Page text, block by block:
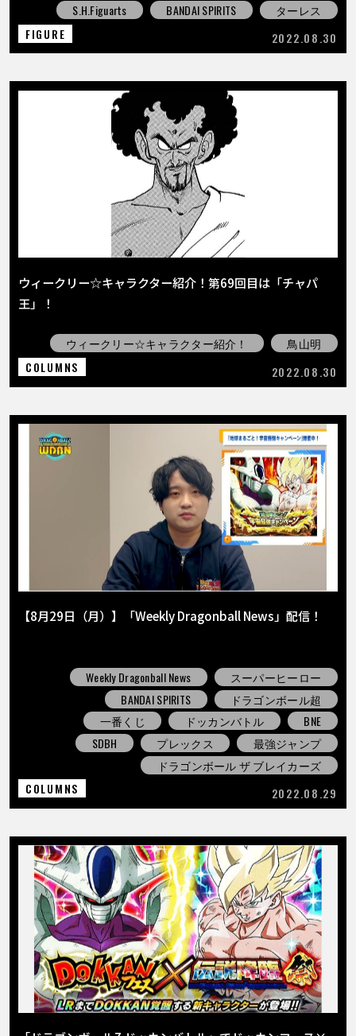
S.H.Figuarts BANDAI SPIRITS
ターレス
FIGURE
2022.08.30
ウィークリー☆キャラクター紹介！第69回目は「チャパ
王」！
ウィークリー☆キャラクター紹介！
鳥山明
COLUMNS
2022.08.30
【8月29日（月）】「Weekly Dragonball News」配信！
Weekly Dragonball News
スーパーヒーロー
BANDAI SPIRITS
ドラゴンボール超
一番くじ
ドッカンバトル
BNE
SDBH
プレックス
最強ジャンプ
ドラゴンボール ザ ブレイカーズ
COLUMNS
2022.08.29